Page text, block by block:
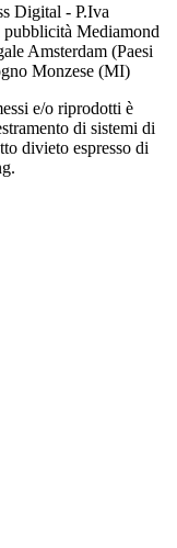
Digital - P.Iva
Mediamond
Amsterdam (Paesi
Monzese (MI)
e/o riprodotti è
di sistemi di
divieto espresso di